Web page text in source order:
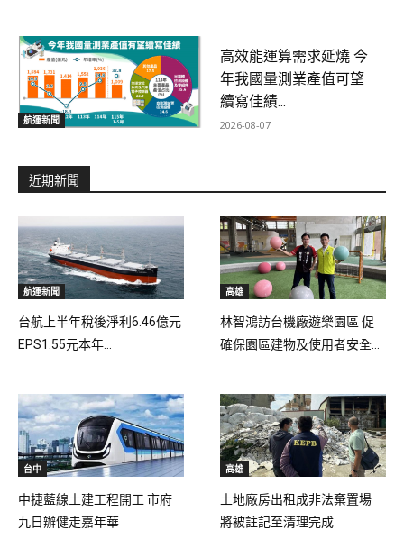
航運新聞
高效能運算需求延燒 今
年我國量測業產值可望
續寫佳績...
2026-08-07
近期新聞
航運新聞
台航上半年稅後淨利6.46億元
EPS1.55元本年...
高雄
林智鴻訪台機廠遊樂園區 促
確保園區建物及使用者安全...
台中
中捷藍線土建工程開工 市府
九日辦健走嘉年華
高雄
土地廠房出租成非法棄置場
將被註記至清理完成